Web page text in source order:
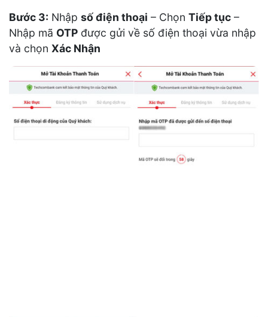
Bước 3: Nhập số điện thoại – Chọn Tiếp tục –
Nhập mã OTP được gửi về số điện thoại vừa nhập
và chọn Xác Nhận